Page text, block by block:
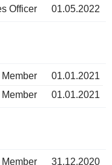
Officer 01.05.2022
01.01.2021
Member
01.01.2021
31.12.2020